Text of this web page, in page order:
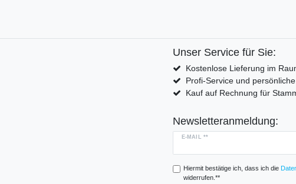
Unser Service für Sie:
Kostenlose Lieferung im
Profi-Service und
Kauf auf Rechnung für
Newsletteranmeldung:
E-MAIL **
Hiermit bestätige ich, dass ich die
widerrufen.**